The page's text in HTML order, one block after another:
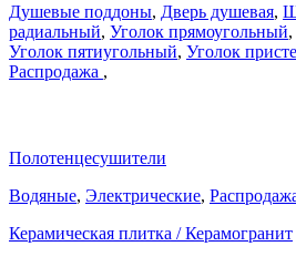
Душевые поддоны, Дверь душевая,
радиальный, Уголок прямоугольный,
Уголок пятиугольный, Уголок
Распродажа ,
Полотенцесушители
Водяные, Электрические,
Керамическая плитка / Керамогранит